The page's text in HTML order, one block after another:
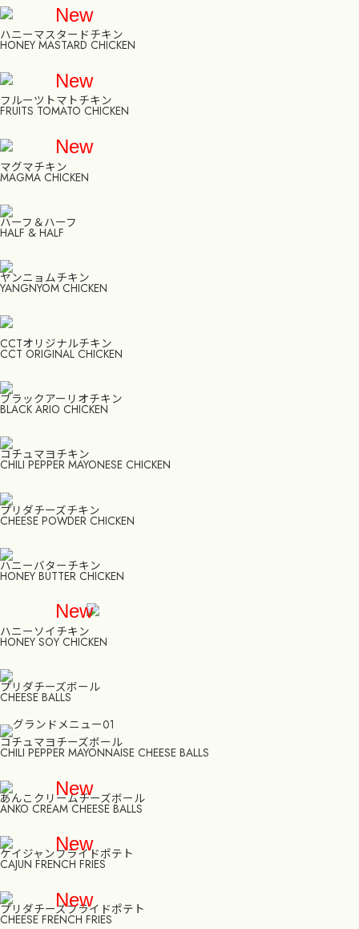
New
ハニーマスタードチキン
HONEY MASTARD CHICKEN
New
フルーツトマトチキン
FRUITS TOMATO CHICKEN
New
マグマチキン
MAGMA CHICKEN
ハーフ＆ハーフ
HALF & HALF
ヤンニョムチキン
YANGNYOM CHICKEN
CCTオリジナルチキン
CCT ORIGINAL CHICKEN
ブラックアーリオチキン
BLACK ARIO CHICKEN
コチュマヨチキン
CHILI PEPPER MAYONESE CHICKEN
プリダチーズチキン
CHEESE POWDER CHICKEN
ハニーバターチキン
HONEY BUTTER CHICKEN
New
ハニーソイチキン
HONEY SOY CHICKEN
プリダチーズボール
CHEESE BALLS
コチュマヨチーズボール
CHILI PEPPER MAYONNAISE CHEESE BALLS
New
あんこクリームチーズボール
ANKO CREAM CHEESE BALLS
New
ケイジャンフライドポテト
CAJUN FRENCH FRIES
New
プリダチーズフライドポテト
CHEESE FRENCH FRIES